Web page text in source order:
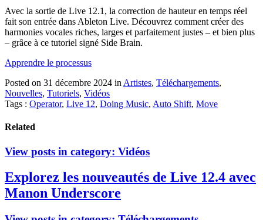
Avec la sortie de Live 12.1, la correction de hauteur en temps réel
fait son entrée dans Ableton Live. Découvrez comment créer des
harmonies vocales riches, larges et parfaitement justes – et bien plus
– grâce à ce tutoriel signé Side Brain.
Apprendre le processus
Posted on 31 décembre 2024 in Artistes, Téléchargements,
Nouvelles, Tutoriels, Vidéos
Tags : Operator, Live 12, Doing Music, Auto Shift, Move
Related
View posts in category: Vidéos
Explorez les nouveautés de Live 12.4 avec
Manon Underscore